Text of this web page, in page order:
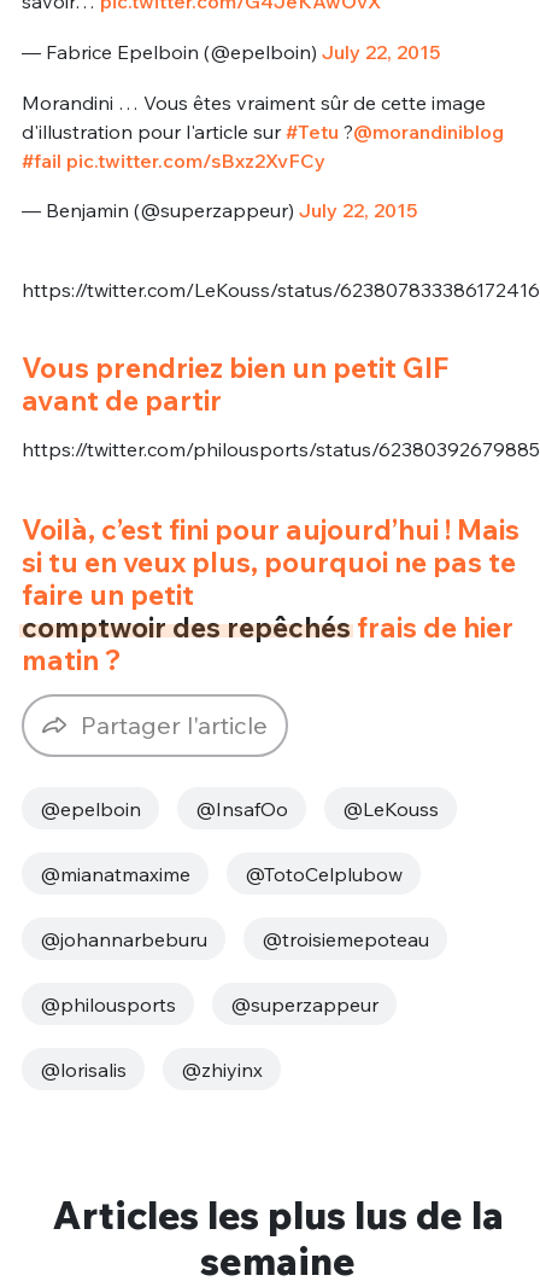
— Fabrice Epelboin (@epelboin) July 22, 2015
Morandini … Vous êtes vraiment sûr de cette image
d'illustration pour l'article sur #Tetu ?@morandiniblog
#fail pic.twitter.com/sBxz2XvFCy
— Benjamin (@superzappeur) July 22, 2015
https://twitter.com/LeKouss/status/623807833386172416
Vous prendriez bien un petit GIF
avant de partir
https://twitter.com/philousports/status/
Voilà, c’est fini pour aujourd’hui ! Mais
si tu en veux plus, pourquoi ne pas te
faire un petit
comptwoir des repêchésfrais de hier
matin ?
Partager l'article
@epelboin @InsafOo @LeKouss
@mianatmaxime @TotoCelplubow
@johannarbeburu @troisiemepoteau
@philousports @superzappeur
@lorisalis @zhiyinx
Articles les plus lus de la
semaine